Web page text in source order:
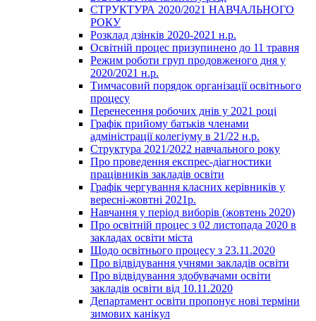
СТРУКТУРА 2020/2021 НАВЧАЛЬНОГО
РОКУ
Розклад дзінків 2020-2021 н.р.
Освітній процес призупинено до 11 травня
Режим роботи груп продовженого дня у
2020/2021 н.р.
Тимчасовий порядок організації освітнього
процесу
Перенесення робочих днів у 2021 році
Графік прийому батьків членами
адміністрації колегіуму в 21/22 н.р.
Структура 2021/2022 навчального року
Про проведення експрес-діагностики
працівників закладів освіти
Графік чергування класних керівників у
вересні-жовтні 2021р.
Навчання у період виборів (жовтень 2020)
Про освітній процес з 02 листопада 2020 в
закладах освіти міста
Щодо освітнього процесу з 23.11.2020
Про відвідування учнями закладів освіти
Про відвідування здобувачами освіти
закладів освіти від 10.11.2020
Департамент освіти пропонує нові терміни
зимових канікул